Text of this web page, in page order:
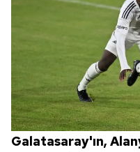
Galatasaray'ın,